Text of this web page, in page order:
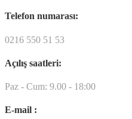
Telefon numarası:
0216 550 51 53
Açılış saatleri:
Paz - Cum: 9.00 - 18:00
E-mail :